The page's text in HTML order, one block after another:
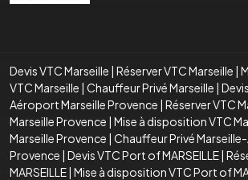
Devis VTC Marseille | Réserver VTC Marseille |
VTC Marseille | Chauffeur Privé Marseille |
Aéroport Marseille Provence | Réserver VTC
Marseille Provence | Mise à disposition VTC
Marseille Provence | Chauffeur Privé
Provence | Devis VTC Port of MARSEILLE|
MARSEILLE| Mise à disposition VTC Port of